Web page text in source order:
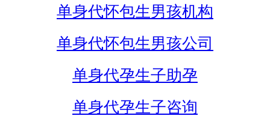
单身代怀包生男孩机构
单身代怀包生男孩公司
单身代孕生子助孕
单身代孕生子咨询